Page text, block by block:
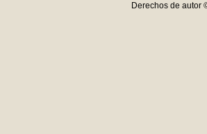
Derechos de autor